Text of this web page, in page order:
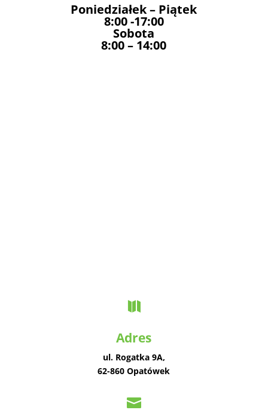
Poniedziałek – Piątek
8:00 -17:00
Sobota
8:00 – 14:00

Adres
ul. Rogatka 9A,
62-860 Opatówek
